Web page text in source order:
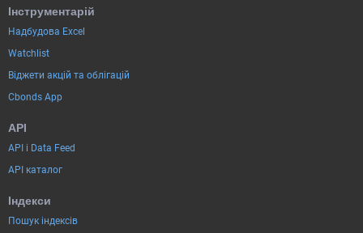
Інструментарій
Надбудова Excel
Watchlist
Віджети акцій та облігацій
Cbonds App
API
API і Data Feed
API каталог
Індекси
Пошук індексів